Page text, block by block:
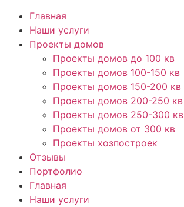
Главная
Наши услуги
Проекты домов
Проекты домов до 100 кв
Проекты домов 100-150 кв
Проекты домов 150-200 кв
Проекты домов 200-250 кв
Проекты домов 250-300 кв
Проекты домов от 300 кв
Проекты хозпостроек
Отзывы
Портфолио
Главная
Наши услуги